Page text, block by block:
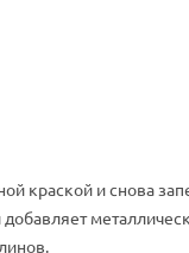
краской и снова
добавляет